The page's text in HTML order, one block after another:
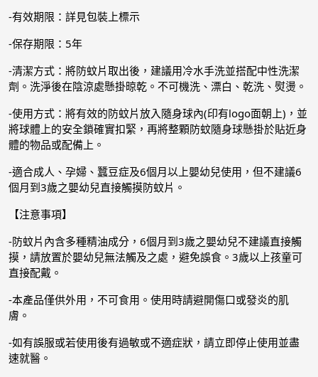
-有效期限：詳見包裝上標示
-保存期限：5年
-清潔方式：將防蚊片取出後，建議用冷水手洗並搭配中性洗潔
劑。洗淨後在陰涼處懸掛晾乾。不可機洗、漂白、乾洗、熨燙。
-使用方式：將有效的防蚊片放入隨身球內(印有logo面朝上)，並
將球體上的安全鎖確實扣緊，再將整顆防蚊隨身球懸掛於貼近身
體的物品或配備上。
-適合成人、孕婦、蠶豆症及6個月以上嬰幼兒使用，但不建議6
個月到3歲之嬰幼兒直接觸摸防蚊片。
【注意事項】
-防蚊片內含多種精油成分，6個月到3歲之嬰幼兒不建議直接觸
摸，請放置於嬰幼兒無法觸及之處，避免誤食。3歲以上孩童可
直接配戴。
-本產品僅供外用，不可食用。使用時請避開傷口或發炎的肌
膚。
-如有誤服或若使用後有過敏或不適症狀，請立即停止使用並盡
速就醫。